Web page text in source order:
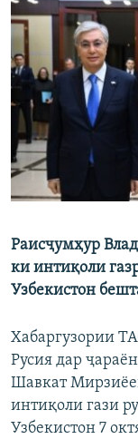
поиску
Раисҷумҳур
ки интиқоли
Узбекистон
Хабаргузории
Русия дар
Шавкат
интиқоли гази
Узбекистон 7